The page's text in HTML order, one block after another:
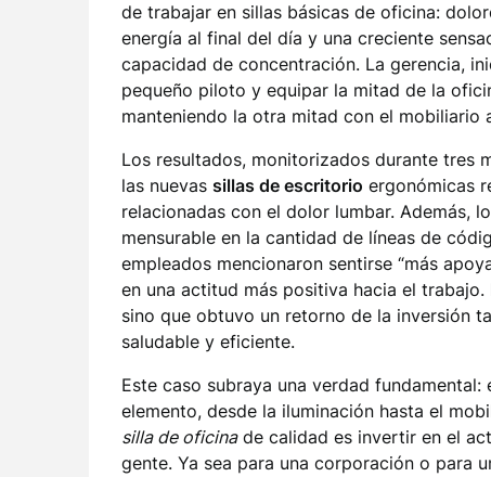
de trabajar en sillas básicas de oficina:
energía al final del día y una creciente
capacidad de concentración. La gerencia,
pequeño piloto y equipar la mitad de la
manteniendo la otra mitad con el mobiliario
Los resultados, monitorizados durante tres
las nuevas sillas de escritorio ergonómicas
relacionadas con el dolor lumbar. Además,
mensurable en la cantidad de líneas de
empleados mencionaron sentirse “más
en una actitud más positiva hacia el
sino que obtuvo un retorno de la inversión
saludable y eficiente.
Este caso subraya una verdad
elemento, desde la iluminación hasta el
silla de oficinade calidad es invertir en el
gente. Ya sea para una corporación o para